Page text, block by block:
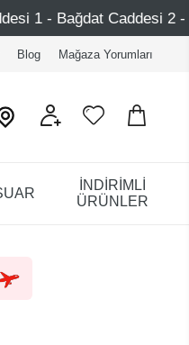
- Nişantaşı – Etiler –
Blog Mağaza Yorumları
İNDİRİMLİ
ÜRÜNLER